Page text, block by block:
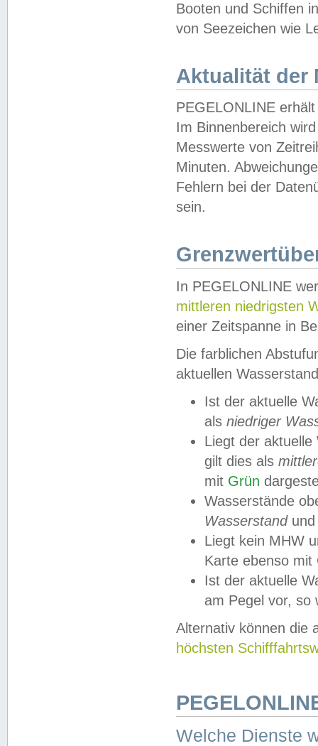
Booten und Schiffen
von Seezeichen wie
Aktualität der
PEGELONLINE
Im Binnenbereich
Messwerte von
Minuten.
Fehlern bei der
sein.
In PEGELONLINE
mittleren niedrigsten
einer Zeitspanne in
Die farblichen
aktuellen
Ist der aktuelle
als niedriger
Liegt der
gilt dies als
mit Grün
Wasserstände
Wasserstandund
Liegt kein MHW
Karte ebenso mit
Ist der aktuelle
am Pegel vor,
Alternativ können die
höchsten
Welche Dienste